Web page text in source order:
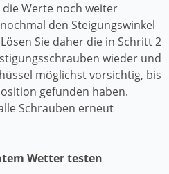
die Werte noch weiter
den Steigungswinkel
Sie daher die in Schritt 2
wieder und
möglichst vorsichtig, bis
gefunden haben.
Schrauben erneut
Wetter testen